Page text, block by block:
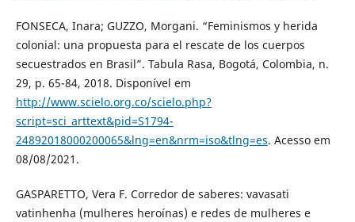
FONSECA, Inara; GUZZO, Morgani. “Feminismos y herida
colonial: una propuesta para el rescate de los cuerpos
secuestrados en Brasil”. Tabula Rasa, Bogotá, Colombia, n.
29, p. 65-84, 2018. Disponível em
http://www.scielo.org.co/scielo.php?
script=sci_arttext&pid=S1794-
24892018000200065&lng=en&nrm=iso&tlng=es. Acesso em
08/08/2021.
GASPARETTO, Vera F. Corredor de saberes: vavasati
vatinhenha (mulheres heroínas) e redes de mulheres e